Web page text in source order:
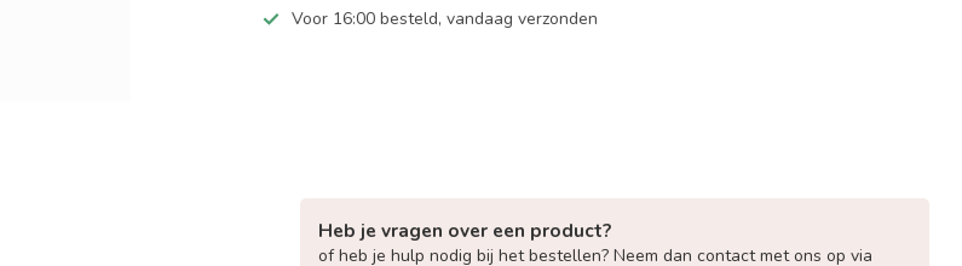
Voor 16:00 besteld, vandaag verzonden
Heb je vragen over een product?
of heb je hulp nodig bij het bestellen? Neem dan contact met ons op via